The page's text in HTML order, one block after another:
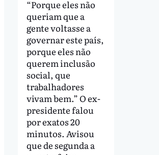
“Porque eles não
queriam que a
gente voltasse a
governar este país,
porque eles não
querem inclusão
social, que
trabalhadores
vivam bem.” O ex-
presidente falou
por exatos 20
minutos. Avisou
que de segunda a